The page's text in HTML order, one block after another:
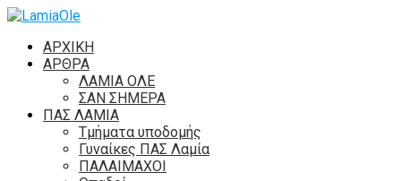
ΑΡΧΙΚΗ
ΑΡΘΡΑ
ΛΑΜΙΑ ΟΛΕ
ΣΑΝ ΣΗΜΕΡΑ
ΠΑΣ ΛΑΜΙΑ
Τμήματα υποδομής
Γυναίκες ΠΑΣ Λαμία
ΠΑΛΑΙΜΑΧΟΙ